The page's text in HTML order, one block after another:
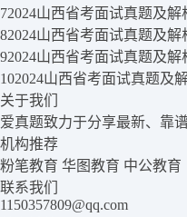
72024山西省考面试真题及解
82024山西省考面试真题及解
92024山西省考面试真题及解
102024山西省考面试真题及
关于我们
爱真题致力于分享最新、靠
机构推荐
粉笔教育 华图教育 中公教育
联系我们
1150357809@qq.com